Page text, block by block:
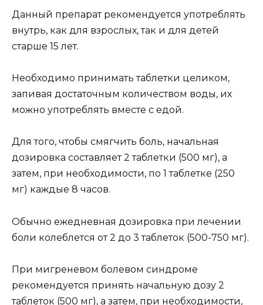
Данный препарат рекомендуется употреблять
внутрь, как для взрослых, так и для детей
старше 15 лет.
Необходимо принимать таблетки целиком,
запивая достаточным количеством воды, их
можно употреблять вместе с едой.
Для того, чтобы смягчить боль, начальная
дозировка составляет 2 таблетки (500 мг), а
затем, при необходимости, по 1 таблетке (250
мг) каждые 8 часов.
Обычно ежедневная дозировка при лечении
боли колеблется от 2 до 3 таблеток (500-750 мг).
При мигреневом болевом синдроме
рекомендуется принять начальную дозу 2
таблеток (500 мг), а затем, при необходимости,